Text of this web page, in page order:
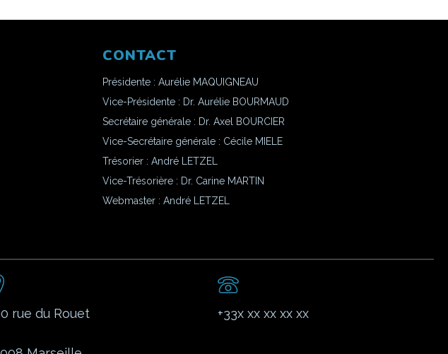
CONTACT
Présidente : Aurélie MAQUIGNEAU
Vice-Présidente : Dr. Aurélie BOURMAUD
Secrétaire générale : Dr. Axel BOURCIER
Vice-Secrétaire générale : Cécile MIELE
Trésorier : André LETZEL
Vice-Trésorière : Dr. Carine MARTIN
Webmaster : André LETZEL
rue du Rouet +33x xx xx xx xx